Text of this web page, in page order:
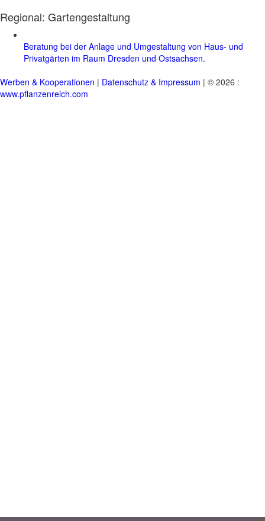
Regional: Gartengestaltung
Beratung bei der Anlage und Umgestaltung von Haus- und
Privatgärten im Raum Dresden und Ostsachsen.
Werben & Kooperationen | Datenschutz & Impressum | © 2026 :
www.pflanzenreich.com